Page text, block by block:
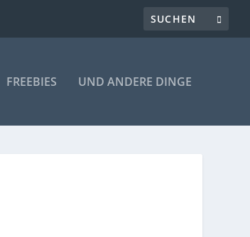
FREEBIES UND ANDERE DINGE